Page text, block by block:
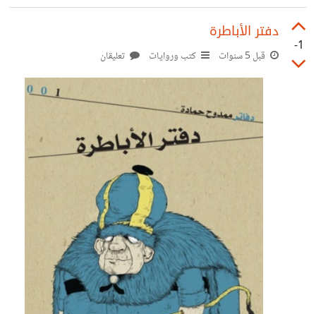
-1
دفتر الأباطرة
قبل 5 سنوات كتب وروايات تعليقان